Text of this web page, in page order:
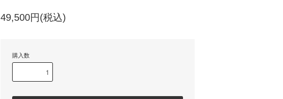
49,500円(税込)
購入数